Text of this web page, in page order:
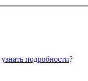
узнать подробности?